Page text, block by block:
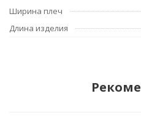
Ширина плеч
Длина изделия